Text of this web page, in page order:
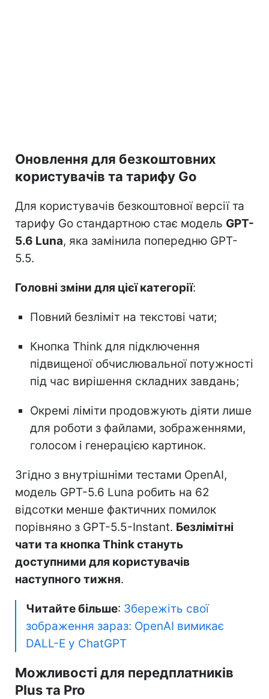
Оновлення для безкоштовних
користувачів та тарифу Go
Для користувачів безкоштовної версії та
тарифу Go стандартною стає модель GPT-
5.6 Luna, яка замінила попередню GPT-
5.5.
Головні зміни для цієї категорії:
Повний безліміт на текстові чати;
Кнопка Think для підключення
підвищеної обчислювальної потужності
під час вирішення складних завдань;
Окремі ліміти продовжують діяти лише
для роботи з файлами, зображеннями,
голосом і генерацією картинок.
Згідно з внутрішніми тестами OpenAI,
модель GPT-5.6 Luna робить на 62
відсотки менше фактичних помилок
порівняно з GPT-5.5-Instant. Безлімітні
чати та кнопка Think стануть
доступними для користувачів
наступного тижня.
Читайте більше: Збережіть свої
зображення зараз: OpenAI вимикає
DALL-E у ChatGPT
Можливості для передплатників
Plus та Pro